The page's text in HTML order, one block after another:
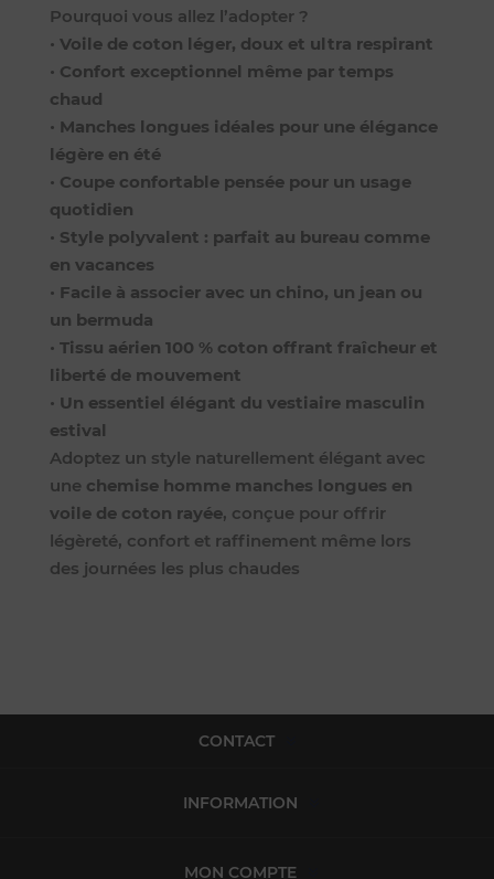
Pourquoi vous allez l’adopter ?
• Voile de coton léger, doux et ultra respirant
• Confort exceptionnel même par temps
chaud
• Manches longues idéales pour une élégance
légère en été
• Coupe confortable pensée pour un usage
quotidien
• Style polyvalent : parfait au bureau comme
en vacances
• Facile à associer avec un chino, un jean ou
un bermuda
• Tissu aérien 100 % coton offrant fraîcheur et
liberté de mouvement
• Un essentiel élégant du vestiaire masculin
estival
Adoptez un style naturellement élégant avec
une chemise homme manches longues en
voile de coton rayée, conçue pour offrir
légèreté, confort et raffinement même lors
des journées les plus chaudes
CONTACT
INFORMATION
MON COMPTE